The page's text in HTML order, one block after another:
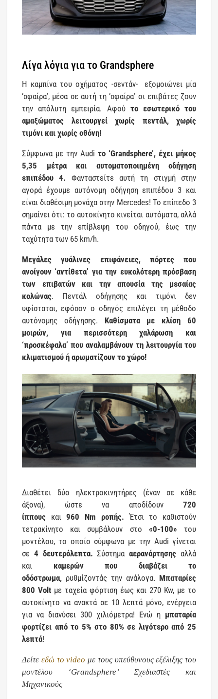
Λίγα λόγια για το Grandsphere
Η καμπίνα του οχήματος -σεντάν- εξομοιώνει μία
‘σφαίρα’, μέσα σε αυτή τη ‘σφαίρα’ οι επιβάτες ζουν
την απόλυτη εμπειρία. Αφού το εσωτερικό του
αμαξώματος λειτουργεί χωρίς πεντάλ, χωρίς
τιμόνι και χωρίς οθόνη!
Σύμφωνα με την Audi το ‘Grandsphere’, έχει μήκος
5,35 μέτρα και αυτοματοποιημένη οδήγηση
επιπέδου 4. Φανταστείτε αυτή τη στιγμή στην
αγορά έχουμε αυτόνομη οδήγηση επιπέδου 3 και
είναι διαθέσιμη μονάχα στην Mercedes! Το επίπεδο 3
σημαίνει ότι: το αυτοκίνητο κινείται αυτόματα, αλλά
πάντα με την επίβλεψη του οδηγού, έως την
ταχύτητα των 65 km/h.
Μεγάλες γυάλινες επιφάνειες, πόρτες που
ανοίγουν ‘αντίθετα’ για την ευκολότερη πρόσβαση
των επιβατών και την απουσία της μεσαίας
κολώνας. Πεντάλ οδήγησης και τιμόνι δεν
υφίσταται, εφόσον ο οδηγός επιλέγει τη μέθοδο
αυτόνομης οδήγησης. Καθίσματα με κλίση 60
μοιρών, για περισσότερη χαλάρωση και
‘προσκέφαλα’ που αναλαμβάνουν τη λειτουργία του
κλιματισμού ή αρωματίζουν το χώρο!
Διαθέτει δύο ηλεκτροκινητήρες (έναν σε κάθε
άξονα), ώστε να αποδίδουν 720
ίππους και960 Nm ροπής. Έτσι το καθιστούν
τετρακίνητο και συμβάλουν στο «0-100» του
μοντέλου, το οποίο σύμφωνα με την Audi γίνεται
σε 4 δευτερόλεπτα. Σύστημααερανάρτησης αλλά
και καμερών
που διαβάζει το
οδόστρωμα, ρυθμίζοντάς την ανάλογα. Μπαταρίες
800 Voltμε ταχεία φόρτιση έως και 270 Kw, με το
αυτοκίνητο να ανακτά σε 10 λεπτά μόνο, ενέργεια
για να διανύσει 300 χιλιόμετρα! Ενώ η μπαταρία
φορτίζει από το 5% στο 80% σε λιγότερο από 25
λεπτά!
Δείτε εδώ το video με τους υπεύθυνους εξέλιξης του
μοντέλου ‘Grandsphere’ Σχεδιαστές και
Μηχανικούς